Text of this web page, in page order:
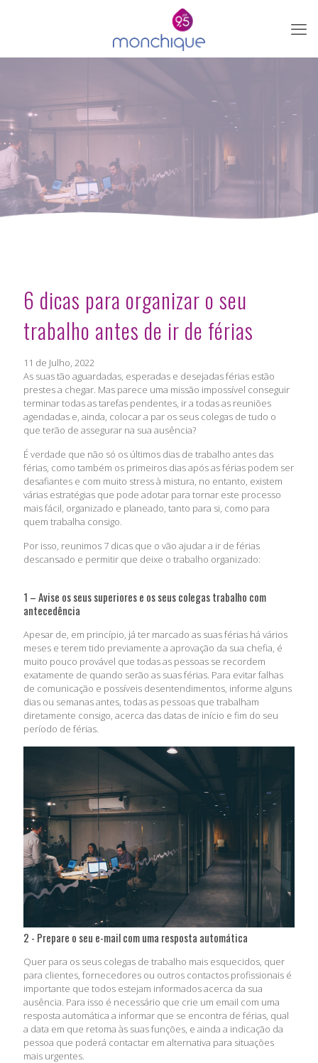
6 dicas para organizar o seu
trabalho antes de ir de férias
11 de Julho, 2022
As suas tão aguardadas, esperadas e desejadas férias estão
prestes a chegar. Mas parece uma missão impossível conseguir
terminar todas as tarefas pendentes, ir a todas as reuniões
agendadas e, ainda, colocar a par os seus colegas de tudo o
que terão de assegurar na sua ausência?
É verdade que não só os últimos dias de trabalho antes das
férias, como também os primeiros dias após as férias podem ser
desafiantes e com muito stress à mistura, no entanto, existem
várias estratégias que pode adotar para tornar este processo
mais fácil, organizado e planeado, tanto para si, como para
quem trabalha consigo.
Por isso, reunimos 7 dicas que o vão ajudar a ir de férias
descansado e permitir que deixe o trabalho organizado:
1 – Avise os seus superiores e os seus colegas trabalho com
antecedência
Apesar de, em princípio, já ter marcado as suas férias há vários
meses e terem tido previamente a aprovação da sua chefia, é
muito pouco provável que todas as pessoas se recordem
exatamente de quando serão as suas férias. Para evitar falhas
de comunicação e possíveis desentendimentos, informe alguns
dias ou semanas antes, todas as pessoas que trabalham
diretamente consigo, acerca das datas de início e fim do seu
período de férias.
2 - Prepare o seu e-mail com uma resposta automática
Quer para os seus colegas de trabalho mais esquecidos, quer
para clientes, fornecedores ou outros contactos profissionais é
importante que todos estejam informados acerca da sua
ausência. Para isso é necessário que crie um email com uma
resposta automática a informar que se encontra de férias, qual
a data em que retoma às suas funções, e ainda a indicação da
pessoa que poderá contactar em alternativa para situações
mais urgentes.